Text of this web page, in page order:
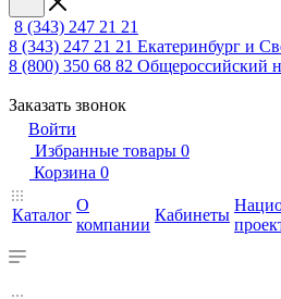
8 (343) 247 21 21
8 (343) 247 21 21 Екатеринбург и
8 (800) 350 68 82 Общероссийский
Заказать звонок
Войти
Избранные товары 0
Корзина 0
Каталог
О
компании
Кабинеты